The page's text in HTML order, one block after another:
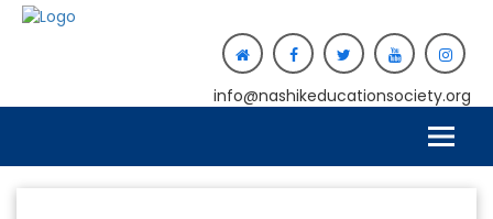
info@nashikeducationsociety.org